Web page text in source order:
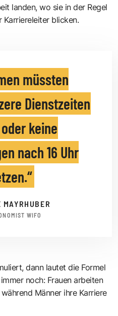
landen, wo sie in der Regel
Karriereleiter blicken.
müssten
Dienstzeiten
keine
nach 16 Uhr
WIFO
dann lautet die Formel
noch: Frauen arbeiten
Männer ihre Karriere